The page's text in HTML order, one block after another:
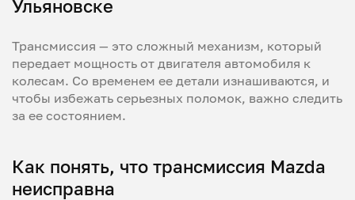
Ульяновске
Трансмиссия — это сложный механизм, который
передает мощность от двигателя автомобиля к
колесам. Со временем ее детали изнашиваются, и
чтобы избежать серьезных поломок, важно следить
за ее состоянием.
Как понять, что трансмиссия Mazda
неисправна